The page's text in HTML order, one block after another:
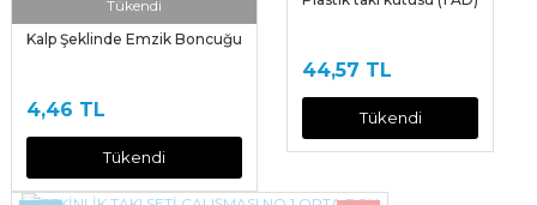
Tükendi
Kalp Şeklinde Emzik Boncuğu
4,46 TL
Tükendi
44,57 TL
Tükendi